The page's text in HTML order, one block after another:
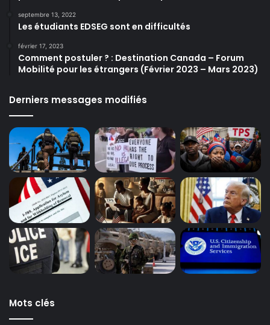
septembre 13, 2022
Les étudiants EDSEG sont en difficultés
février 17, 2023
Comment postuler ? : Destination Canada – Forum
Mobilité pour les étrangers (Février 2023 – Mars 2023)
Derniers messages modifiés
Mots clés